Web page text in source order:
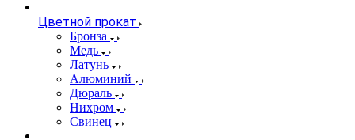
Цветной прокат
Бронза
Медь
Латунь
Алюминий
Дюраль
Нихром
Свинец